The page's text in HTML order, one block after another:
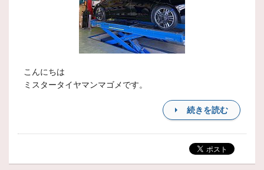
こんにちは
ミスタータイヤマンマゴメです。
続きを読む